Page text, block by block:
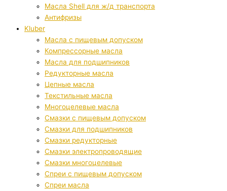
Масла Shell для ж/д транспорта
Антифризы
Kluber
Масла с пищевым допуском
Компрессорные масла
Масла для подшипников
Редукторные масла
Цепные масла
Текстильные масла
Многоцелевые масла
Смазки с пищевым допуском
Смазки для подшипников
Смазки редукторные
Смазки электропроводящие
Смазки многоцелевые
Спреи с пищевым допуском
Спреи масла